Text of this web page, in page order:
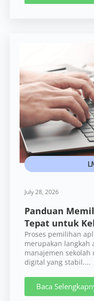
July 28, 2026
Panduan
Tepat untuk
Proses pemilihan
merupakan langkah
manajemen
digital yang stabil....
Baca